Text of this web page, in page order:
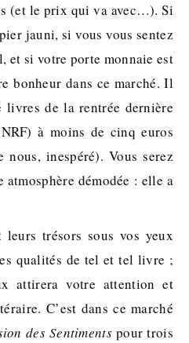
(et le prix qui va avec…). Si
jauni, si vous vous sentez
et si votre porte monnaie est
bonheur dans ce marché. Il
livres de la rentrée dernière
à moins de cinq euros
inespéré). Vous serez
atmosphère démodée : elle a
leurs trésors sous vos yeux
qualités de tel et tel livre ;
attirera votre attention et
C’est dans ce marché
des Sentimentspour trois